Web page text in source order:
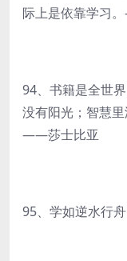
际上是依靠学习
94、书籍是全世
没有阳光；智慧里
——莎士比亚
95、学如逆水行